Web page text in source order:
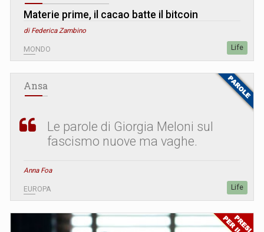
Materie prime, il cacao batte il bitcoin
di Federica Zambino
MONDO Life
Ansa
Le parole di Giorgia Meloni sul
fascismo nuove ma vaghe.
Anna Foa
EUROPA Life